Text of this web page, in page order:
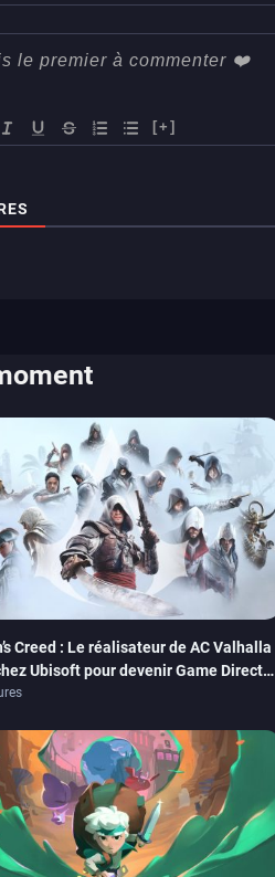
[+]
Creed : Le réalisateur de AC Valhalla
Ubisoft pour devenir Game Director